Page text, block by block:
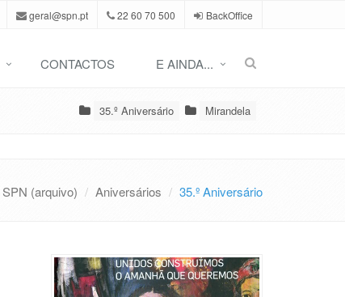
geral@spn.pt 22 60 70 500 BackOffice
CONTACTOS E AINDA...
35.º Aniversário Mirandela
SPN (arquivo) Aniversários 35.º Aniversário